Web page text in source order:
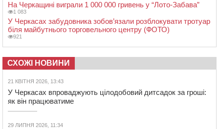
На Черкащині виграли 1 000 000 гривень у “Лото-Забава”
1 083
У Черкасах забудовника зобов’язали розблокувати тротуар
біля майбутнього торговельного центру (ФОТО)
921
СХОЖІ НОВИНИ
21 КВІТНЯ 2026, 13:43
У Черкасах впроваджують цілодобовий дитсадок за гроші:
як він працюватиме
29 ЛИПНЯ 2026, 11:34